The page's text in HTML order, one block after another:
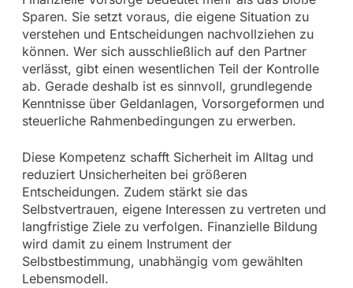
Sparen. Sie setzt voraus, die eigene Situation zu
verstehen und Entscheidungen nachvollziehen zu
können. Wer sich ausschließlich auf den Partner
verlässt, gibt einen wesentlichen Teil der Kontrolle
ab. Gerade deshalb ist es sinnvoll, grundlegende
Kenntnisse über Geldanlagen, Vorsorgeformen und
steuerliche Rahmenbedingungen zu erwerben.
Diese Kompetenz schafft Sicherheit im Alltag und
reduziert Unsicherheiten bei größeren
Entscheidungen. Zudem stärkt sie das
Selbstvertrauen, eigene Interessen zu vertreten und
langfristige Ziele zu verfolgen. Finanzielle Bildung
wird damit zu einem Instrument der
Selbstbestimmung, unabhängig vom gewählten
Lebensmodell.